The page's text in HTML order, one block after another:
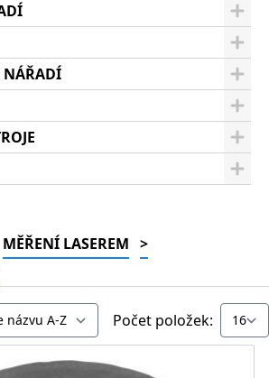
NÁŘADÍ
MĚŘENÍ LASEREM >
Počet položek: